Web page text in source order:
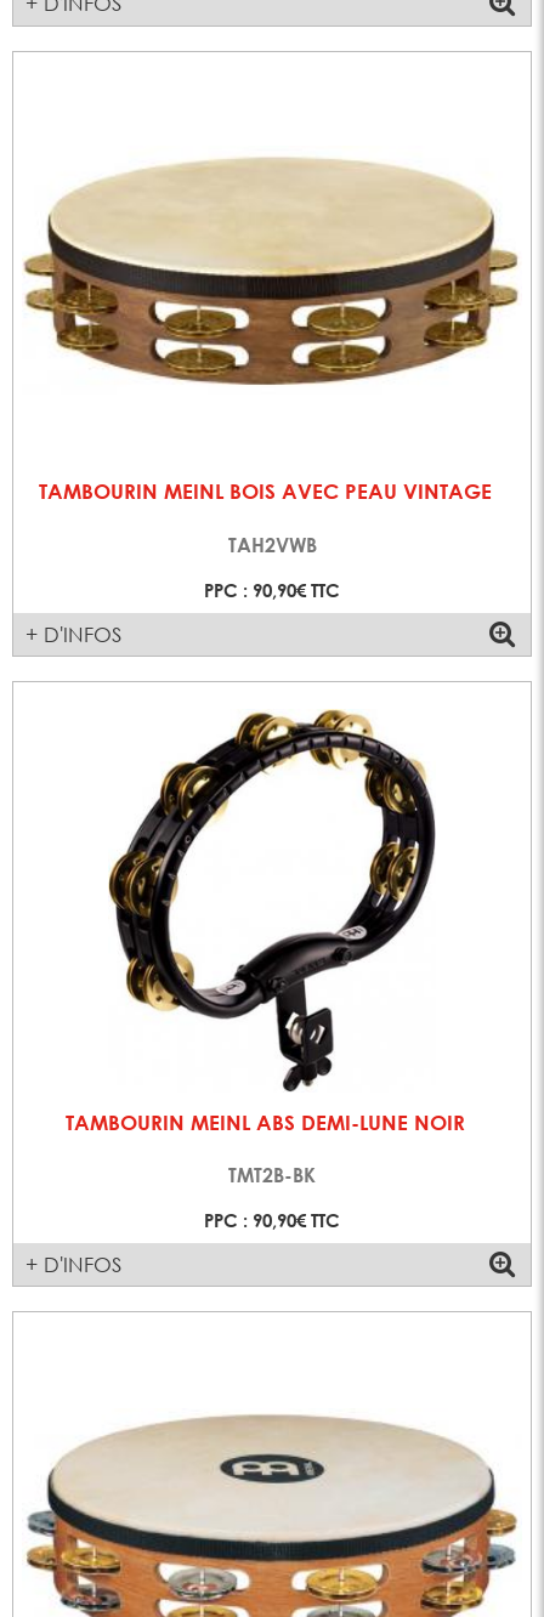
TAMBOURIN MEINL BOIS AVEC PEAU VINTAGE
TAH2VWB
PPC : 90,90€ TTC
+ D'INFOS
TAMBOURIN MEINL ABS DEMI-LUNE NOIR
TMT2B-BK
PPC : 90,90€ TTC
+ D'INFOS